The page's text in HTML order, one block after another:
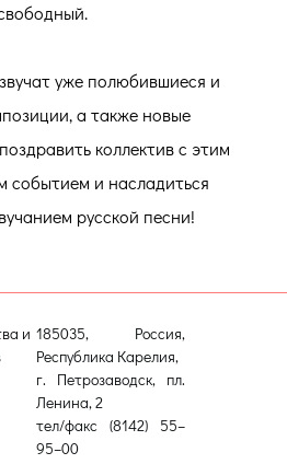
уже полюбившиеся и
а также новые
коллектив с этим
событием и насладиться
русской песни!
и 185035, Россия,
Республика Карелия,
г. Петрозаводск, пл.
Ленина, 2
тел/факс (8142) 55–
95–00